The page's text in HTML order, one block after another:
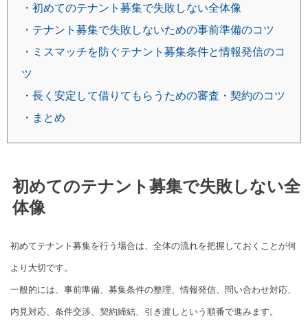
・初めてのテナント募集で失敗しない全体像
・テナント募集で失敗しないための事前準備のコツ
・ミスマッチを防ぐテナント募集条件と情報発信のコ
ツ
・長く安定して借りてもらうための審査・契約のコツ
・まとめ
初めてのテナント募集で失敗しない全
体像
初めてテナント募集を行う場合は、全体の流れを把握しておくことが何
より大切です。
一般的には、事前準備、募集条件の整理、情報発信、問い合わせ対応、
内見対応、条件交渉、契約締結、引き渡しという順番で進みます。